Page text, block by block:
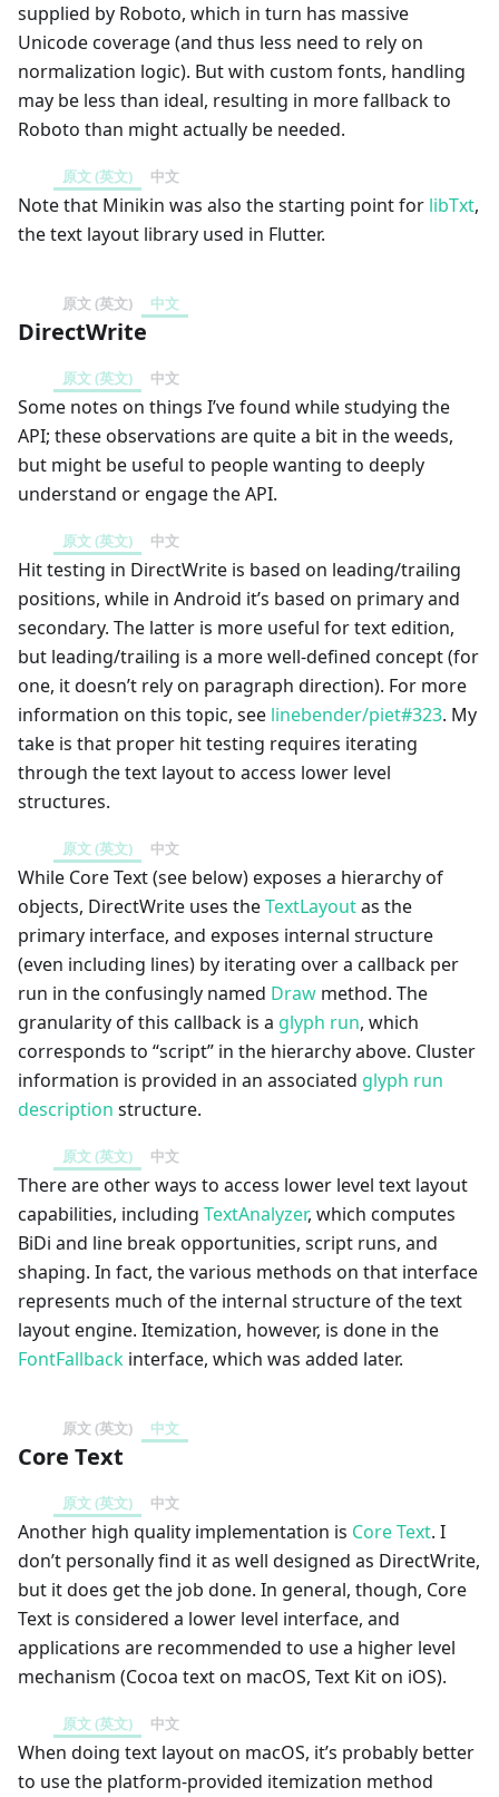
supplied by Roboto, which in turn has massive
Unicode coverage (and thus less need to rely on
normalization logic). But with custom fonts, handling
may be less than ideal, resulting in more fallback to
Roboto than might actually be needed.
原文 (英文) 中文
Note that Minikin was also the starting point for libTxt,
the text layout library used in Flutter.
原文 (英文) 中文
DirectWrite
原文 (英文) 中文
Some notes on things I’ve found while studying the
API; these observations are quite a bit in the weeds,
but might be useful to people wanting to deeply
understand or engage the API.
原文 (英文) 中文
Hit testing in DirectWrite is based on leading/trailing
positions, while in Android it’s based on primary and
secondary. The latter is more useful for text edition,
but leading/trailing is a more well-defined concept (for
one, it doesn’t rely on paragraph direction). For more
information on this topic, see linebender/piet#323. My
take is that proper hit testing requires iterating
through the text layout to access lower level
structures.
原文 (英文) 中文
While Core Text (see below) exposes a hierarchy of
objects, DirectWrite uses theTextLayoutas the
primary interface, and exposes internal structure
(even including lines) by iterating over a callback per
run in the confusingly named Draw method. The
granularity of this callback is a glyph run, which
corresponds to “script” in the hierarchy above. Cluster
information is provided in an associated glyph run
description structure.
原文 (英文) 中文
There are other ways to access lower level text layout
capabilities, including TextAnalyzer, which computes
BiDi and line break opportunities, script runs, and
shaping. In fact, the various methods on that interface
represents much of the internal structure of the text
layout engine. Itemization, however, is done in the
FontFallback interface, which was added later.
原文 (英文) 中文
Core Text
原文 (英文) 中文
Another high quality implementation is Core Text. I
don’t personally find it as well designed as DirectWrite,
but it does get the job done. In general, though, Core
Text is considered a lower level interface, and
applications are recommended to use a higher level
mechanism (Cocoa text on macOS, Text Kit on iOS).
原文 (英文) 中文
When doing text layout on macOS, it’s probably better
to use the platform-provided itemization method